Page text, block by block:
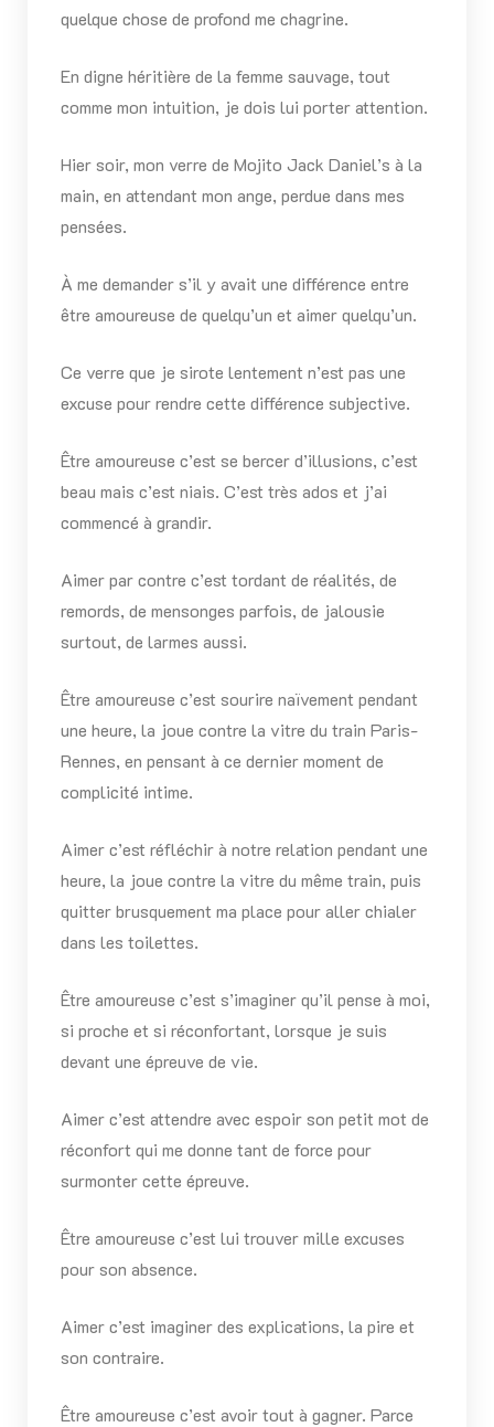
quelque chose de profond me chagrine.
En digne héritière de la femme sauvage, tout
comme mon intuition, je dois lui porter attention.
Hier soir, mon verre de Mojito Jack Daniel’s à la
main, en attendant mon ange, perdue dans mes
pensées.
À me demander s’il y avait une différence entre
être amoureuse de quelqu’un et aimer quelqu’un.
Ce verre que je sirote lentement n’est pas une
excuse pour rendre cette différence subjective.
Être amoureuse c’est se bercer d’illusions, c’est
beau mais c’est niais. C’est très ados et j’ai
commencé à grandir.
Aimer par contre c’est tordant de réalités, de
remords, de mensonges parfois, de jalousie
surtout, de larmes aussi.
Être amoureuse c’est sourire naïvement pendant
une heure, la joue contre la vitre du train Paris-
Rennes, en pensant à ce dernier moment de
complicité intime.
Aimer c’est réfléchir à notre relation pendant une
heure, la joue contre la vitre du même train, puis
quitter brusquement ma place pour aller chialer
dans les toilettes.
Être amoureuse c’est s’imaginer qu’il pense à moi,
si proche et si réconfortant, lorsque je suis
devant une épreuve de vie.
Aimer c’est attendre avec espoir son petit mot de
réconfort qui me donne tant de force pour
surmonter cette épreuve.
Être amoureuse c’est lui trouver mille excuses
pour son absence.
Aimer c’est imaginer des explications, la pire et
son contraire.
Être amoureuse c’est avoir tout à gagner. Parce